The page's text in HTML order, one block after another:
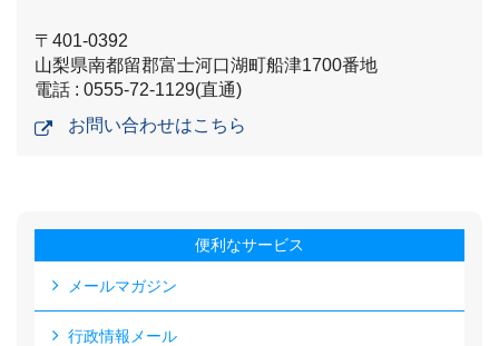
〒401-0392
山梨県南都留郡富士河口湖町船津1700番地
電話 : 0555-72-1129(直通)
お問い合わせはこちら
便利なサービス
メールマガジン
行政情報メール